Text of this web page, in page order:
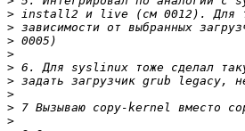
>
>
>
>
>
>
>
>
>